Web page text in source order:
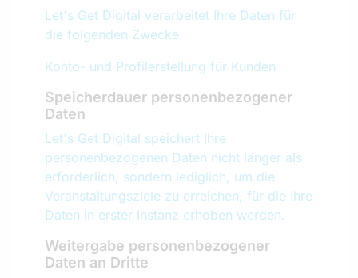
Let's Get Digital verarbeitet Ihre Daten für
die folgenden Zwecke:
Konto- und Profilerstellung für Kunden
Speicherdauer personenbezogener
Daten
Let's Get Digital speichert Ihre
personenbezogenen Daten nicht länger als
erforderlich, sondern lediglich, um die
Veranstaltungsziele zu erreichen, für die Ihre
Daten in erster Instanz erhoben werden.
Weitergabe personenbezogener
Daten an Dritte